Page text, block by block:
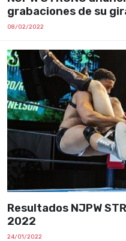
grabaciones de su
08/02/2022
Resultados NJPW
2022
24/01/2022